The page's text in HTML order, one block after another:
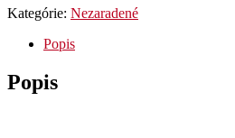
Kategórie: Nezaradené
Popis
Popis